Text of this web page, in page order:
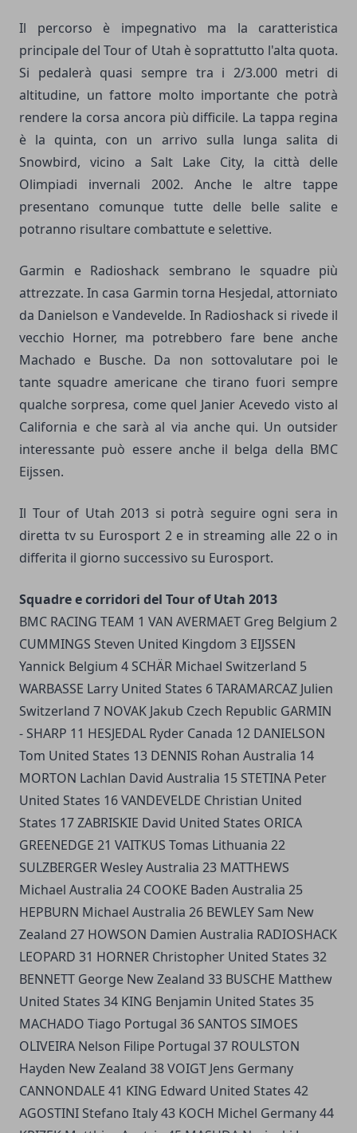
Il percorso è impegnativo ma la caratteristica
principale del Tour of Utah è soprattutto l'alta quota.
Si pedalerà quasi sempre tra i 2/3.000 metri di
altitudine, un fattore molto importante che potrà
rendere la corsa ancora più difficile. La tappa regina
è la quinta, con un arrivo sulla lunga salita di
Snowbird, vicino a Salt Lake City, la città delle
Olimpiadi invernali 2002. Anche le altre tappe
presentano comunque tutte delle belle salite e
potranno risultare combattute e selettive.
Garmin e Radioshack sembrano le squadre più
attrezzate. In casa Garmin torna Hesjedal, attorniato
da Danielson e Vandevelde. In Radioshack si rivede il
vecchio Horner, ma potrebbero fare bene anche
Machado e Busche. Da non sottovalutare poi le
tante squadre americane che tirano fuori sempre
qualche sorpresa, come quel Janier Acevedo visto al
California e che sarà al via anche qui. Un outsider
interessante può essere anche il belga della BMC
Eijssen.
Il Tour of Utah 2013 si potrà seguire ogni sera in
diretta tv su Eurosport 2 e in streaming alle 22 o in
differita il giorno successivo su Eurosport.
Squadre e corridori del Tour of Utah 2013
BMC RACING TEAM 1 VAN AVERMAET Greg Belgium 2
CUMMINGS Steven United Kingdom 3 EIJSSEN
Yannick Belgium 4 SCHÄR Michael Switzerland 5
WARBASSE Larry United States 6 TARAMARCAZ Julien
Switzerland 7 NOVAK Jakub Czech Republic GARMIN
- SHARP 11 HESJEDAL Ryder Canada 12 DANIELSON
Tom United States 13 DENNIS Rohan Australia 14
MORTON Lachlan David Australia 15 STETINA Peter
United States 16 VANDEVELDE Christian United
States 17 ZABRISKIE David United States ORICA
GREENEDGE 21 VAITKUS Tomas Lithuania 22
SULZBERGER Wesley Australia 23 MATTHEWS
Michael Australia 24 COOKE Baden Australia 25
HEPBURN Michael Australia 26 BEWLEY Sam New
Zealand 27 HOWSON Damien Australia RADIOSHACK
LEOPARD 31 HORNER Christopher United States 32
BENNETT George New Zealand 33 BUSCHE Matthew
United States 34 KING Benjamin United States 35
MACHADO Tiago Portugal 36 SANTOS SIMOES
OLIVEIRA Nelson Filipe Portugal 37 ROULSTON
Hayden New Zealand 38 VOIGT Jens Germany
CANNONDALE 41 KING Edward United States 42
AGOSTINI Stefano Italy 43 KOCH Michel Germany 44